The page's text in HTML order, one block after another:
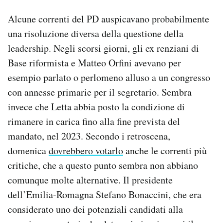
Alcune correnti del PD auspicavano probabilmente
una risoluzione diversa della questione della
leadership. Negli scorsi giorni, gli ex renziani di
Base riformista e Matteo Orfini avevano per
esempio parlato o perlomeno alluso a un congresso
con annesse primarie per il segretario. Sembra
invece che Letta abbia posto la condizione di
rimanere in carica fino alla fine prevista del
mandato, nel 2023. Secondo i retroscena,
domenicadovrebbero votarloanche le correnti più
critiche, che a questo punto sembra non abbiano
comunque molte alternative. Il presidente
dell’Emilia-Romagna Stefano Bonaccini, che era
considerato uno dei potenziali candidati alla